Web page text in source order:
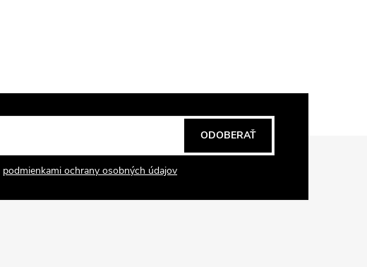
podmienkami ochrany osobných údajov
ODOBERAŤ